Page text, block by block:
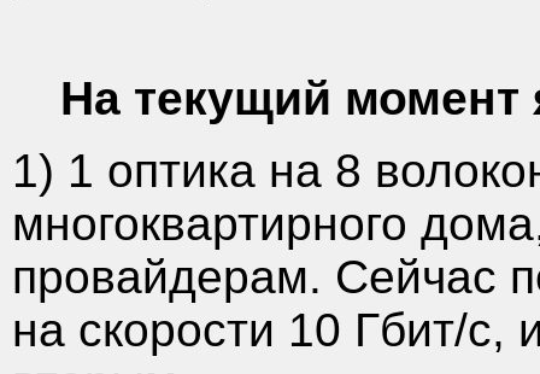
На текущий
1) 1 оптика на 8
многоквартирного
провайдерам. Сейчас
на скорости 10 Гбит/с,